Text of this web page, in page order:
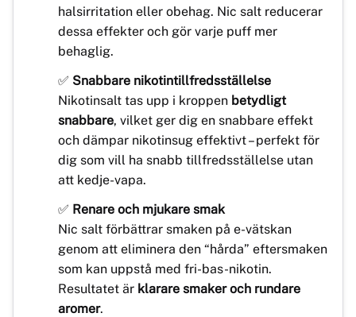
halsirritation eller obehag. Nic salt reducerar
dessa effekter och gör varje puff mer
behaglig.
✅ Snabbare nikotintillfredsställelse
Nikotinsalt tas upp i kroppen betydligt
snabbare, vilket ger dig en snabbare effekt
och dämpar nikotinsug effektivt – perfekt för
dig som vill ha snabb tillfredsställelse utan
att kedje-vapa.
✅ Renare och mjukare smak
Nic salt förbättrar smaken på e-vätskan
genom att eliminera den “hårda” eftersmaken
som kan uppstå med fri-bas-nikotin.
Resultatet är klarare smaker och rundare
aromer.